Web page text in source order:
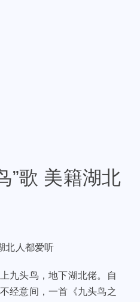
”歌 美籍湖北
北人都爱听
九头鸟，地下湖北佬。自
经意间，一首《九头鸟之